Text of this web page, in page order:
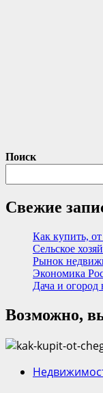
Поиск
Свежие
Как купить,
Сельское
Рынок
Экономика
Дача и
Возможно,